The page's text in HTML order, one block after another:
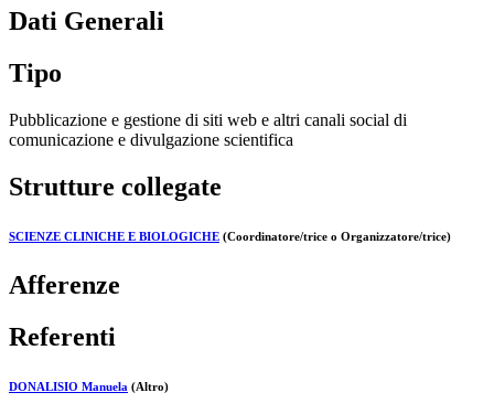
Dati Generali
Tipo
Pubblicazione e gestione di siti web e altri canali social di
comunicazione e divulgazione scientifica
Strutture collegate
SCIENZE CLINICHE E BIOLOGICHE (Coordinatore/trice o Organizzatore/trice)
Afferenze
Referenti
DONALISIO Manuela (Altro)